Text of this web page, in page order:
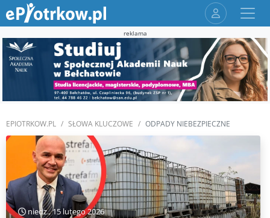
reklama
EPIOTRKOW.PL SŁOWA KLUCZOWE ODPADY NIEBEZPIECZNE
niedz., 15 lutego 2026